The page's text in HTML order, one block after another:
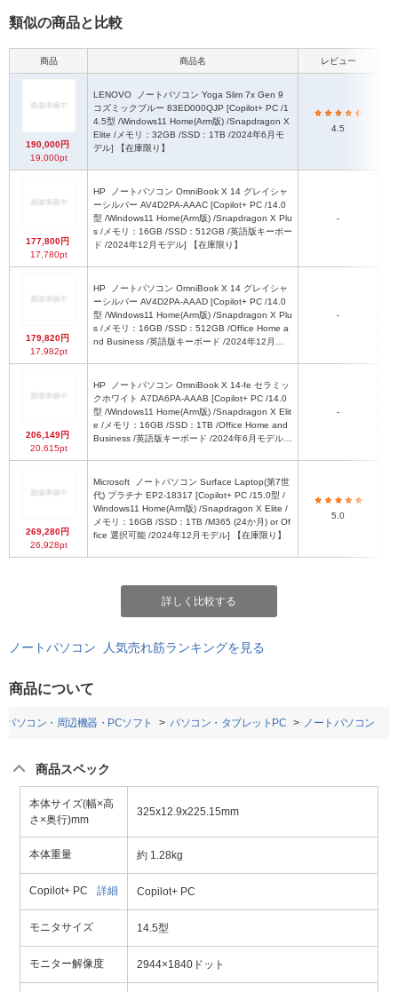
類似の商品と比較
商品 商品名 レビュー
190,000円
19,000pt
LENOVO
コズミックブルー 83ED000QJP [Copilot+ PC /1
4.5型 /Windows11 Home(Arm版) /Snapdragon X
Elite /メモリ：32GB /SSD：1TB /2024年6月モ
デル] 【在庫限り】
4.5
177,800円
17,780pt
HP
ーシルバー AV4D2PA-AAAC [Copilot+ PC /14.0
型 /Windows11 Home(Arm版) /Snapdragon X Plu
s /メモリ：16GB /SSD：512GB /英語版キーボー
ド /2024年12月モデル] 【在庫限り】
-
179,820円
17,982pt
HP
ーシルバー AV4D2PA-AAAD [Copilot+ PC /14.0
型 /Windows11 Home(Arm版) /Snapdragon X Plu
s /メモリ：16GB /SSD：512GB /Office Home a
nd Business /英語版キーボード /2024年12月モ
-
206,149円
20,615pt
HP
クホワイト A7DA6PA-AAAB [Copilot+ PC /14.0
型 /Windows11 Home(Arm版) /Snapdragon X Elit
e /メモリ：16GB /SSD：1TB /Office Home and
Business /英語版キーボード /2024年6月モデル]
-
269,280円
26,928pt
Microsoft
代) プラチナ EP2-18317 [Copilot+ PC /15.0型 /
Windows11 Home(Arm版) /Snapdragon X Elite /
メモリ：16GB /SSD：1TB /M365 (24か月) or Of
fice 選択可能 /2024年12月モデル] 【在庫限り】
5.0
詳しく比較する
ノートパソコン 人気売れ筋ランキングを見る
商品について
パソコン・周辺機器・PCソフト パソコン・タブレットPC ノートパソコン
商品スペック
本体サイズ(幅×高
さ×奥行)mm
325x12.9x225.15mm
本体重量 約 1.28kg
Copilot+ PC 詳細 Copilot+ PC
モニタサイズ 14.5型
モニター解像度 2944×1840ドット